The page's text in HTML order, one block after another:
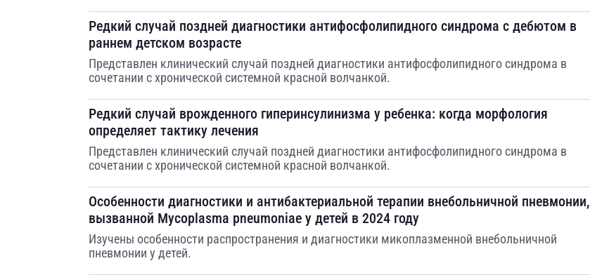
Редкий случай поздней диагностики антифосфолипидного синдрома с дебютом в
раннем детском возрасте
Представлен клинический случай поздней диагностики антифосфолипидного синдрома в
сочетании с хронической системной красной волчанкой.
Редкий случай врожденного гиперинсулинизма у ребенка: когда морфология
определяет тактику лечения
Представлен клинический случай поздней диагностики антифосфолипидного синдрома в
сочетании с хронической системной красной волчанкой.
Особенности диагностики и антибактериальной терапии внебольничной пневмонии,
вызванной Mycoplasma pneumoniae у детей в 2024 году
Изучены особенности распространения и диагностики микоплазменной внебольничной
пневмонии у детей.